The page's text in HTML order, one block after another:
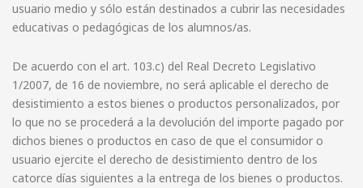
usuario medio y sólo están destinados a cubrir las necesidades
educativas o pedagógicas de los alumnos/as.
De acuerdo con el art. 103.c) del Real Decreto Legislativo
1/2007, de 16 de noviembre, no será aplicable el derecho de
desistimiento a estos bienes o productos personalizados, por
lo que no se procederá a la devolución del importe pagado por
dichos bienes o productos en caso de que el consumidor o
usuario ejercite el derecho de desistimiento dentro de los
catorce días siguientes a la entrega de los bienes o productos.